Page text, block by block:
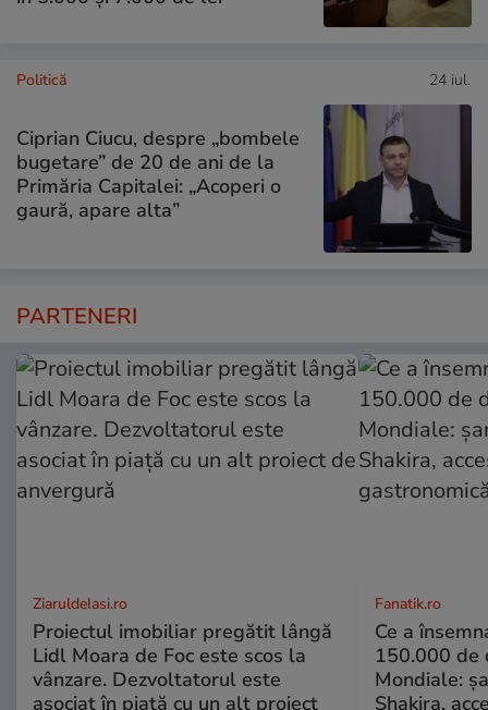
Politică 24 iul.
Ciprian Ciucu, despre „bombele
bugetare” de 20 de ani de la
Primăria Capitalei: „Acoperi o
gaură, apare alta”
PARTENERI
ZiaruldeIasi.ro
Proiectul imobiliar pregătit lângă
Lidl Moara de Foc este scos la
vânzare. Dezvoltatorul este
asociat în piață cu un alt proiect
Fanatik.ro
Ce a
150.000 de
Mondiale:
Shakira,